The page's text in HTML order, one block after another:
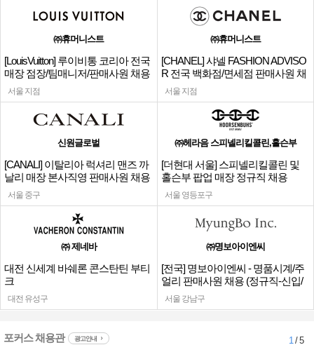
㈜휴머니스트
[LouisVuitton] 루이비통 코리아 전국
매장 점장/팀매니저/판매사원 채용
서울 지점
㈜휴머니스트
[CHANEL] 샤넬 FASHION ADVISO
R 전국 백화점/면세점 판매사원 채
용
서울 지점
신원글로벌
[CANALI] 이탈리아 럭셔리 맨즈 까
날리 매장 본사직영 판매사원 채용
서울 중구
㈜헤라음 스피넬리킬콜린,홀슨부
[더현대 서울] 스피넬리킬콜린 및
홀슨부 팝업 매장 정규직 채용
서울 영등포구
㈜ 제네바
대전 신세계 바쉐론 콘스탄틴 부티
크
대전 유성구
㈜명보아이엔씨
[전국] 명보아이엔씨 - 명품시계/주
얼리 판매사원 채용 (정규직-신입/
경력)
서울 강남구
포커스 채용관 광고안내 1/ 5